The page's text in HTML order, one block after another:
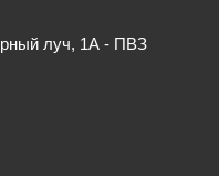
луч, 1А - ПВЗ